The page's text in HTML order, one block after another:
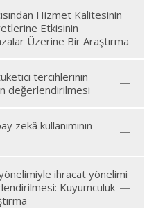
Hizmet Kalitesinin
Etkisinin
Üzerine Bir Araştırma
tercihlerinin
değerlendirilmesi
zekâ kullanımının
ihracat yönelimi
Kuyumculuk